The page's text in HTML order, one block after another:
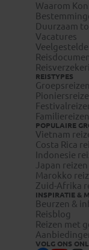
Waarom
Duurzaam
Vacatures
REISTYPES
Groepsreizen
POPULAIRE
Vietnam
Costa Rica
Indonesie
Japan reizen
Marokko
Zuid-Afrika
INSPIRATIE &
Beurzen &
Reisblog
Reizen met
VOLG ONS